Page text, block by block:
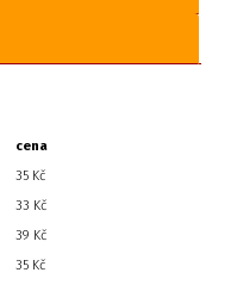
cena
35 Kč
33 Kč
39 Kč
35 Kč